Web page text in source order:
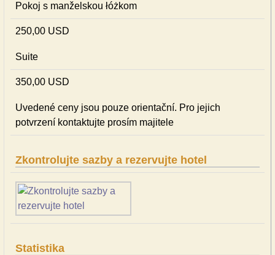
Pokoj s manželskou łóżkom
250,00 USD
Suite
350,00 USD
Uvedené ceny jsou pouze orientační. Pro jejich
potvrzení kontaktujte prosím majitele
Zkontrolujte sazby a rezervujte hotel
Statistika